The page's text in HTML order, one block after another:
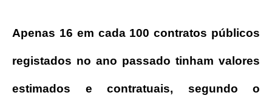
Apenas 16 em cada 100 contratos públicos
registados no ano passado tinham valores
estimados e contratuais, segundo o